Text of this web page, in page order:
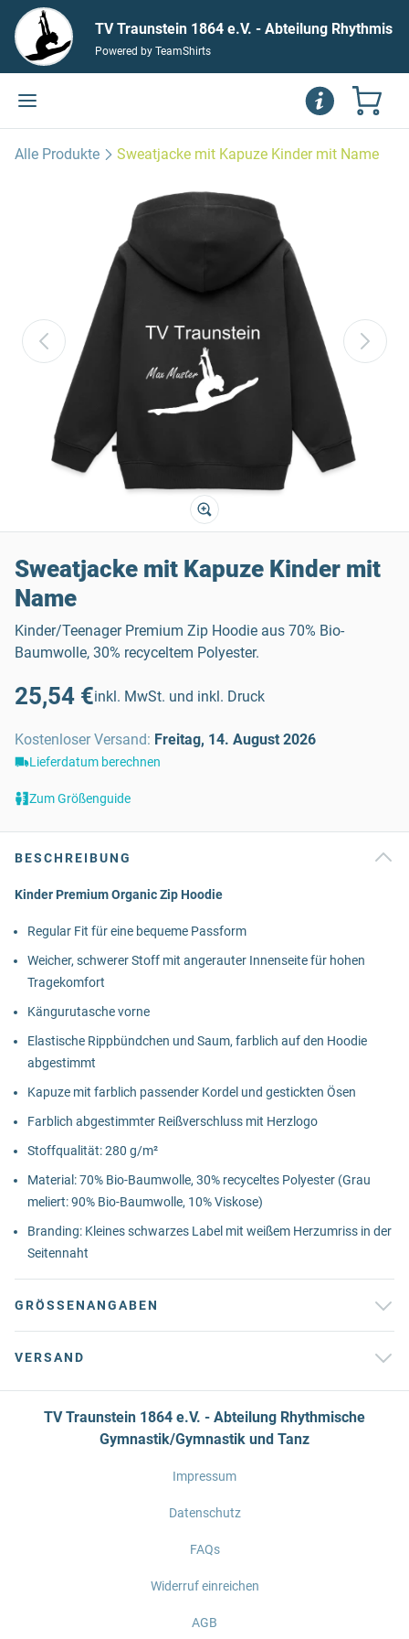
TV Traunstein 1864 e.V. - Abteilung Rhythmis
che Gymnastik/Gymnastik und Tanz
Powered by TeamShirts
Alle Produkte Sweatjacke mit Kapuze Kinder mit Name
Sweatjacke mit Kapuze Kinder mit
Name
Kinder/Teenager Premium Zip Hoodie aus 70% Bio-
Baumwolle, 30% recyceltem Polyester.
25,54 €inkl. MwSt. und inkl. Druck
Kostenloser Versand: Freitag, 14. August 2026
Lieferdatum berechnen
Zum Größenguide
BESCHREIBUNG
Kinder Premium Organic Zip Hoodie
Regular Fit für eine bequeme Passform
Weicher, schwerer Stoff mit angerauter Innenseite für hohen
Tragekomfort
Kängurutasche vorne
Elastische Rippbündchen und Saum, farblich auf den Hoodie
abgestimmt
Kapuze mit farblich passender Kordel und gestickten Ösen
Farblich abgestimmter Reißverschluss mit Herzlogo
Stoffqualität: 280 g/m²
Material: 70% Bio-Baumwolle, 30% recyceltes Polyester (Grau
meliert: 90% Bio-Baumwolle, 10% Viskose)
Branding: Kleines schwarzes Label mit weißem Herzumriss in der
Seitennaht
GRÖSSENANGABEN
VERSAND
TV Traunstein 1864 e.V. - Abteilung Rhythmische
Gymnastik/Gymnastik und Tanz
Impressum
Datenschutz
FAQs
Widerruf einreichen
AGB